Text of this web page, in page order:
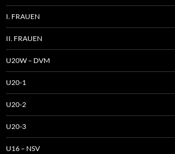
I. FRAUEN
II. FRAUEN
U20W – DVM
U20-1
U20-2
U20-3
U16 – NSV